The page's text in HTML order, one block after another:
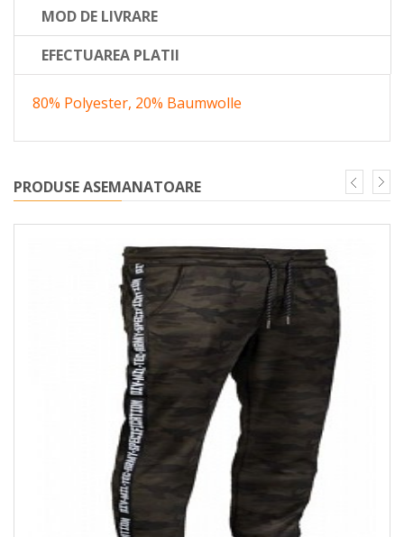
MOD DE LIVRARE
EFECTUAREA PLATII
80% Polyester, 20% Baumwolle
PRODUSE ASEMANATOARE